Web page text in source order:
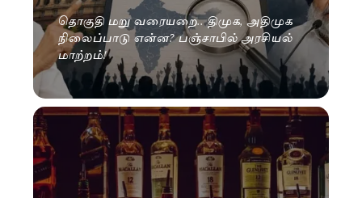
தொகுதி மறு வரையறை.. திமுக, அதிமுக
நிலைப்பாடு என்ன? பஞ்சாபில் அரசியல்
மாற்றம்!